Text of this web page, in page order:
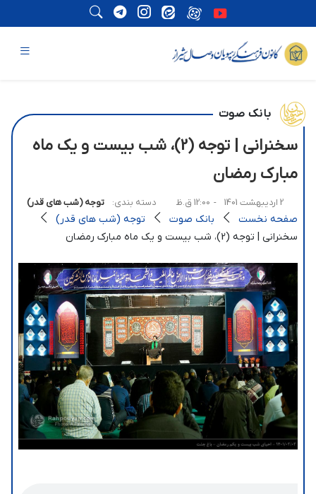
بانک صوت
سخنرانی | توجه (2)، شب بیست و یک ماه
مبارک رمضان
2 اردیبهشت 1401 - 12:00 ق.ظ دسته بندی: توجه (شب های قدر)
صفحه نخست بانک صوت
توجه (شب های قدر)
سخنرانی | توجه (2)، شب بیست و یک ماه مبارک رمضان